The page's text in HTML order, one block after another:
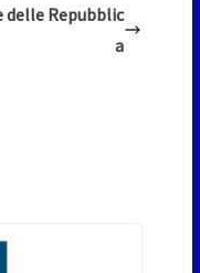
Repubblic
a